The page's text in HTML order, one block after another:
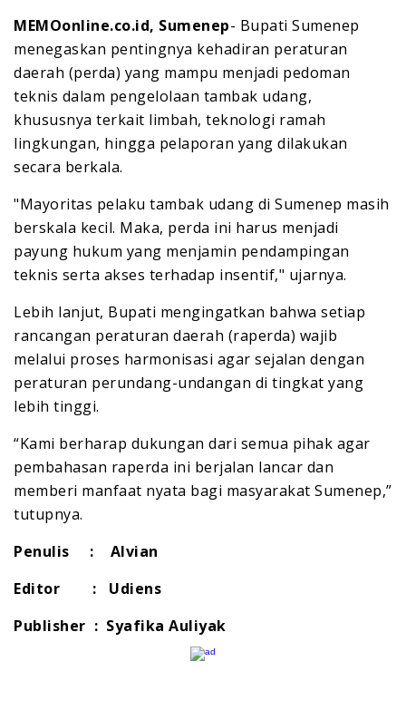
MEMOonline.co.id, Sumenep- Bupati Sumenep
menegaskan pentingnya kehadiran peraturan
daerah (perda) yang mampu menjadi pedoman
teknis dalam pengelolaan tambak udang,
khususnya terkait limbah, teknologi ramah
lingkungan, hingga pelaporan yang dilakukan
secara berkala.
"Mayoritas pelaku tambak udang di Sumenep masih
berskala kecil. Maka, perda ini harus menjadi
payung hukum yang menjamin pendampingan
teknis serta akses terhadap insentif," ujarnya.
Lebih lanjut, Bupati mengingatkan bahwa setiap
rancangan peraturan daerah (raperda) wajib
melalui proses harmonisasi agar sejalan dengan
peraturan perundang-undangan di tingkat yang
lebih tinggi.
“Kami berharap dukungan dari semua pihak agar
pembahasan raperda ini berjalan lancar dan
memberi manfaat nyata bagi masyarakat Sumenep,”
tutupnya.
Penulis : Alvian
Editor : Udiens
Publisher : Syafika Auliyak